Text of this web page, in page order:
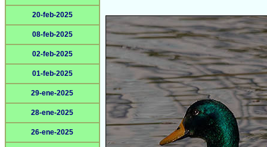
20-feb-2025
08-feb-2025
02-feb-2025
01-feb-2025
29-ene-2025
28-ene-2025
26-ene-2025